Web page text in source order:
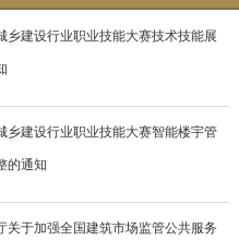
乡建设行业职业技能大赛技术技能展
乡建设行业职业技能大赛智能楼宇管
的通知
关于加强全国建筑市场监管公共服务